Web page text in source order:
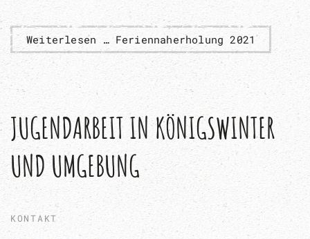
Weiterlesen … Feriennaherholung 2021
JUGENDARBEIT IN KÖNIGSWINTER
UND UMGEBUNG
KONTAKT